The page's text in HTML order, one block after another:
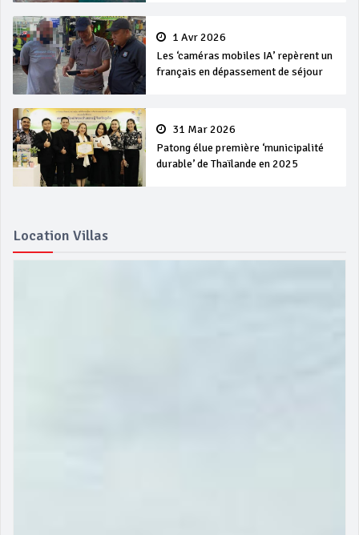
1 Avr 2026
Les ‘caméras mobiles IA’ repèrent un
français en dépassement de séjour
31 Mar 2026
Patong élue première ‘municipalité
durable’ de Thaïlande en 2025
Location Villas